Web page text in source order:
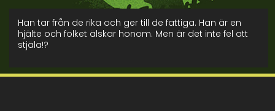
Han tar från de rika och ger till de fattiga. Han är en
hjälte och folket älskar honom. Men är det inte fel att
stjäla!?